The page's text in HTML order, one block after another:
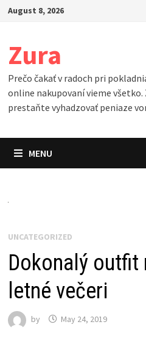
SkipAugust 8, 2026
Zura
Prečo čakať v radoch pri
online nakupovaní vieme
prestaňte vyhadzovať peniaze
MENU
UNCATEGORIZED
Dokonalý outfit
letné večeri
by May 24, 2019